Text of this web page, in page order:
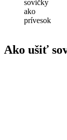
Ako ušiť